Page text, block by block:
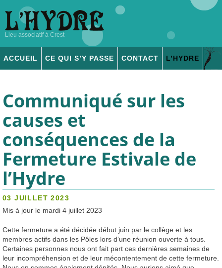
Lieu associatif à Crest
ACCUEIL CE QUI S’Y PASSE CONTACT L’HYDRE
Communiqué sur les
causes et
conséquences de la
Fermeture Estivale de
l’Hydre
03 JUILLET 2023
Mis à jour le mardi 4 juillet 2023
Cette fermeture a été décidée début juin par le collège et les
membres actifs dans les Pôles lors d’une réunion ouverte à tous.
Certaines personnes nous ont fait part ces dernières semaines de
leur incompréhension et de leur mécontentement de cette fermeture.